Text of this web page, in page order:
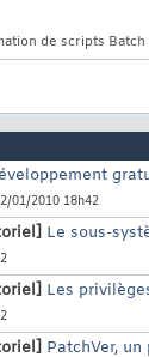
de scripts
01/2010 18h42
Le sous-
Les
PatchVer,